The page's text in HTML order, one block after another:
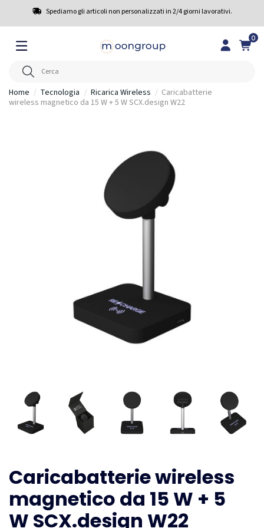
Spediamo gli articoli non personalizzati in 2/4 giorni lavorativi.
0
Home Tecnologia Ricarica Wireless
Caricabatterie
wireless magnetico da 15 W + 5 W SCX.design W22
Caricabatterie wireless
magnetico da 15 W + 5
W SCX.design W22